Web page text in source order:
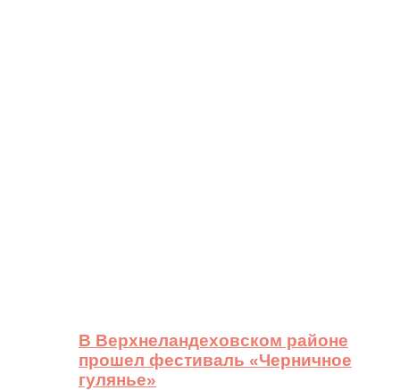
В Верхнеландеховском районе
прошел фестиваль «Черничное
гулянье»